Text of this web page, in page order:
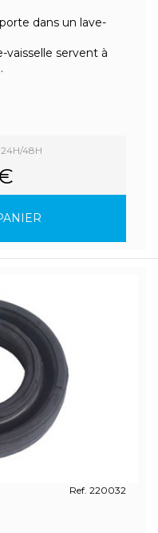
dans un lave-
vaisselle servent à
24H/48H
Ref. 220032